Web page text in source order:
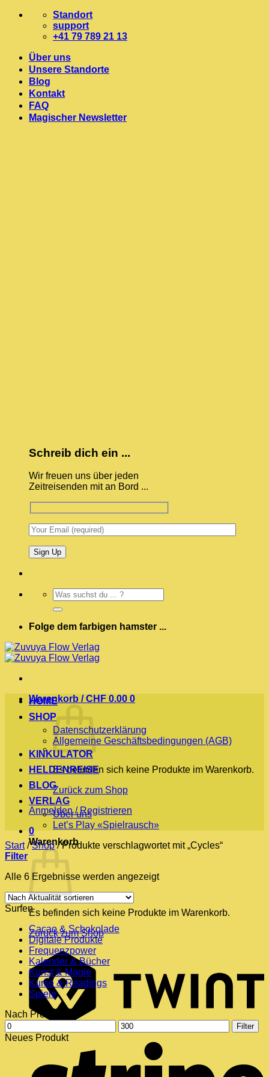
Zum
Standort
support
+41 79 789 21 13
Über uns
Unsere Standorte
Blog
Kontakt
FAQ
Magischer Newsletter
Schreib dich ein ...
Wir freuen uns über jeden
Zeitreisenden mit an Bord ...
Suchen
nach:
Folge dem farbigen hamster ...
Warenkorb /CHF 0.00 0
Es befinden sich keine Produkte im Warenkorb.
Zurück zum Shop
Anmelden / Registrieren
0
Warenkorb
Es befinden sich keine Produkte im Warenkorb.
Zurück zum Shop
HOME
SHOP
Datenschutzerklärung
Allgemeine Geschäftsbedingungen (AGB)
KINKULATOR
HELDENREISE
BLOG
VERLAG
Über uns
Let’s Play «Spielrausch»
Start / Shop /Produkte verschlagwortet mit „Cycles“
Filter
Alle 6 Ergebnisse werden angezeigtNach
Surfen
Cacao & Schokolade
Digitale Produkte
Frequenzpower
Kalender & Bücher
Kunst & Magie
Kurse & Readings
Spiele
Nach Preis filtern
Min.
Preis
Max.
Preis
Filter
Neues Produkt